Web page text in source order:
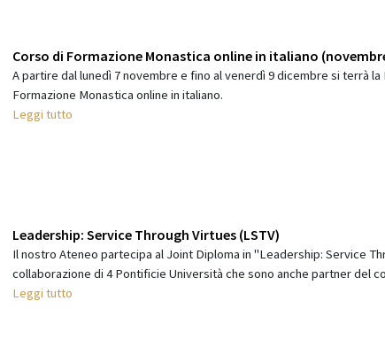
Corso di Formazione Monastica online in italiano
A partire dal lunedì 7 novembre e fino al venerdì 9 dicembre si terrà
Formazione Monastica online in italiano.
Leggi tutto
Leadership: Service Through Virtues (LSTV)
Il nostro Ateneo partecipa al Joint Diploma in "Leadership: Service
collaborazione di 4 Pontificie Università che sono anche partner del
Leggi tutto